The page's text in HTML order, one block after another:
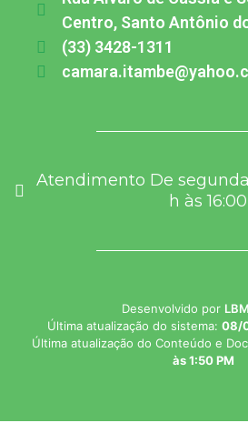
Centro, Santo Antônio
(33) 3428-1311
Atendimento De
h às
Desenvolvido por
Última atualização do sistema: 08/
Última atualização do Conteúdo e
às 1:50 PM